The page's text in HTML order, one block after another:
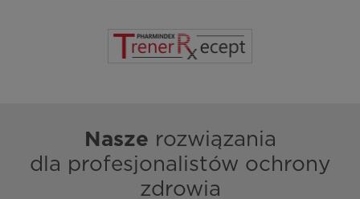
Nasze rozwiązania
dla profesjonalistów ochrony
zdrowia